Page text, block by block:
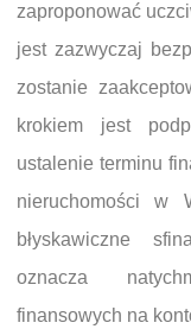
zaproponować
jest zazwyczaj
zostanie
krokiem jest
ustalenie terminu
nieruchomości w
błyskawiczne
oznacza
finansowych na